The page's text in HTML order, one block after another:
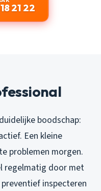
21 22
boodschap:
Een kleine
problemen morgen.
regelmatig door met
inspecteren